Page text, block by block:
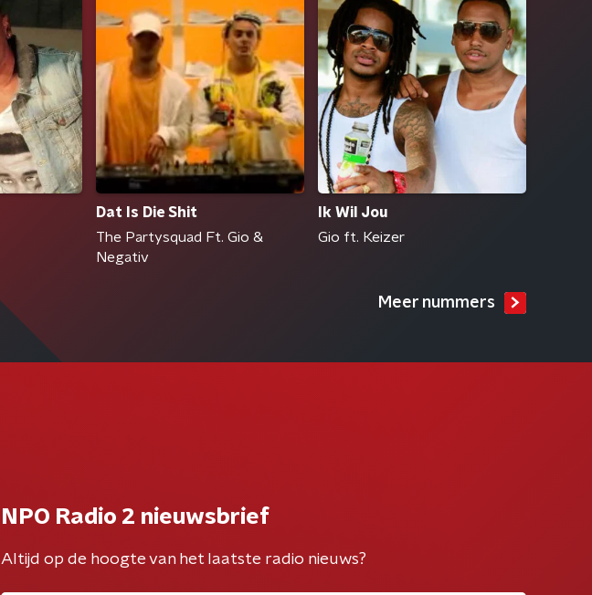
Dat Is Die Shit
The Partysquad Ft. Gio &
Negativ
Ik Wil Jou
Gio ft. Keizer
Meer nummers
NPO Radio 2 nieuwsbrief
Altijd op de hoogte van het laatste radio nieuws?